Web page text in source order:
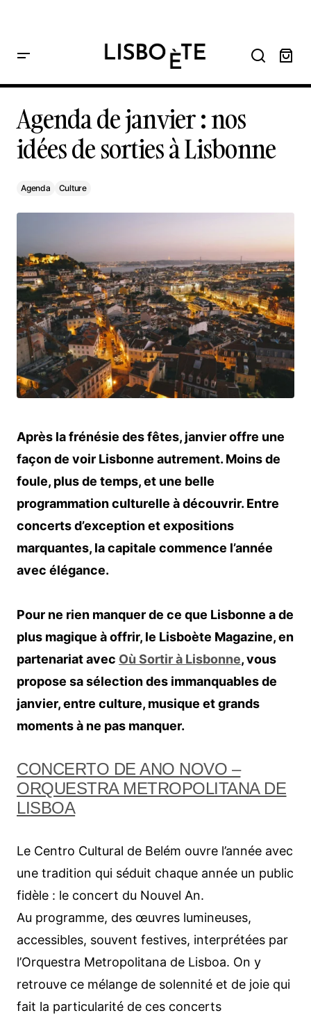
Home Agenda de janvier : nos idées de sorties à Lisbonne
Agenda de janvier : nos
idées de sorties à Lisbonne
Agenda Culture
Après la frénésie des fêtes, janvier offre une
façon de voir Lisbonne autrement. Moins de
foule, plus de temps, et une belle
programmation culturelle à découvrir. Entre
concerts d’exception et expositions
marquantes, la capitale commence l’année
avec élégance.
Pour ne rien manquer de ce que Lisbonne a de
plus magique à offrir, le Lisboète Magazine, en
partenariat avec Où Sortir à Lisbonne, vous
propose sa sélection des immanquables de
janvier, entre culture, musique et grands
moments à ne pas manquer.
CONCERTO DE ANO NOVO –
ORQUESTRA METROPOLITANA DE
LISBOA
Le Centro Cultural de Belém ouvre l’année avec
une tradition qui séduit chaque année un public
fidèle : le concert du Nouvel An.
Au programme, des œuvres lumineuses,
accessibles, souvent festives, interprétées par
l’Orquestra Metropolitana de Lisboa. On y
retrouve ce mélange de solennité et de joie qui
fait la particularité de ces concerts